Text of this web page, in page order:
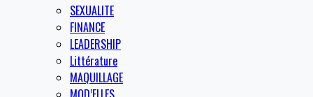
SEXUALITE
FINANCE
LEADERSHIP
Littérature
MAQUILLAGE